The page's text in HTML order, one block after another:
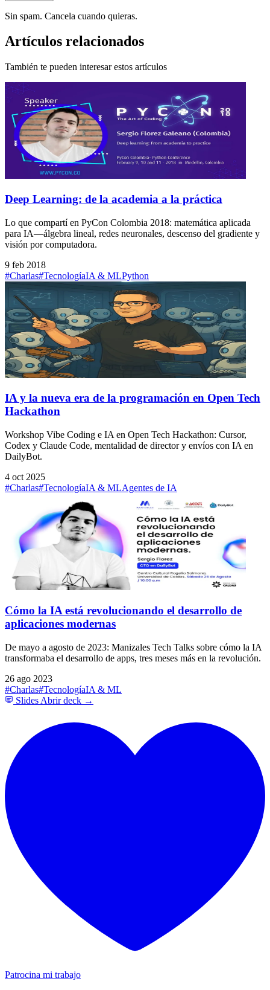
Sin spam. Cancela cuando quieras.
Artículos relacionados
También te pueden interesar estos artículos
Deep Learning: de la academia a la práctica
Lo que compartí en PyCon Colombia 2018: matemática aplicada
para IA—álgebra lineal, redes neuronales, descenso del gradiente y
visión por computadora.
9 feb 2018
#Charlas#TecnologíaIA & MLPython
IA y la nueva era de la programación en Open Tech
Hackathon
Workshop Vibe Coding e IA en Open Tech Hackathon: Cursor,
Codex y Claude Code, mentalidad de director y envíos con IA en
DailyBot.
4 oct 2025
#Charlas#TecnologíaIA & MLAgentes de IA
Cómo la IA está revolucionando el desarrollo de
aplicaciones modernas
De mayo a agosto de 2023: Manizales Tech Talks sobre cómo la IA
transformaba el desarrollo de apps, tres meses más en la revolución.
26 ago 2023
#Charlas#TecnologíaIA & ML
Slides Abrir deck →
Patrocina mi trabajo